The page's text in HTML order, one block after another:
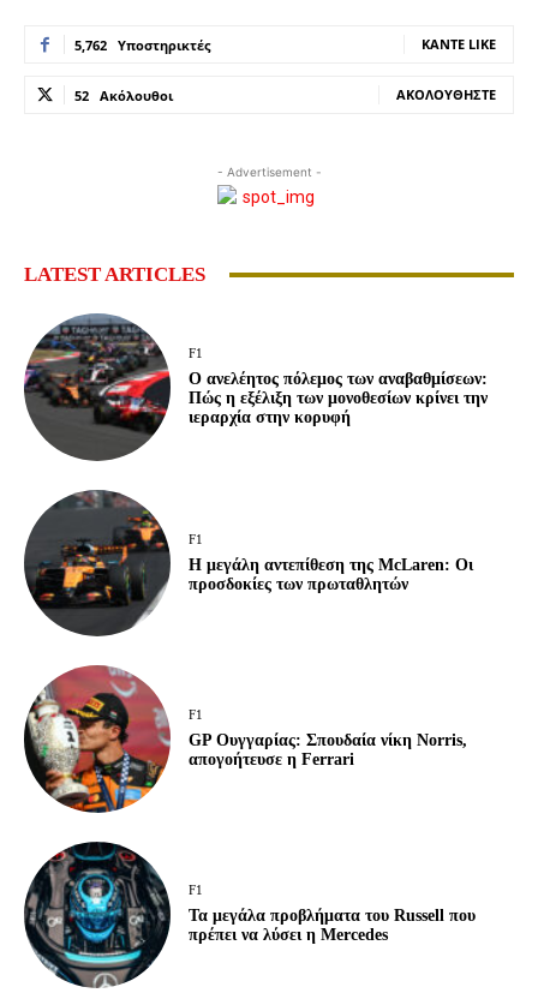
5,762 Υποστηρικτές ΚΆΝΤΕ LIKE
52 Ακόλουθοι ΑΚΟΛΟΥΘΉΣΤΕ
- Advertisement -
LATEST ARTICLES
F1
Ο ανελέητος πόλεμος των αναβαθμίσεων:
Πώς η εξέλιξη των μονοθεσίων κρίνει την
ιεραρχία στην κορυφή
F1
Η μεγάλη αντεπίθεση της McLaren: Οι
προσδοκίες των πρωταθλητών
F1
GP Ουγγαρίας: Σπουδαία νίκη Norris,
απογοήτευσε η Ferrari
F1
Τα μεγάλα προβλήματα του Russell που
πρέπει να λύσει η Mercedes